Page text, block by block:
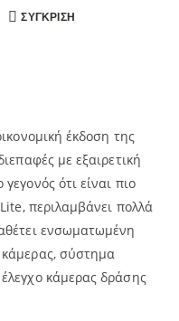
ΣΎΓΚΡΙΣΗ
έκδοση της
με εξαιρετική
ότι είναι πιο
περιλαμβάνει πολλά
ενσωματωμένη
σύστημα
κάμερας δράσης